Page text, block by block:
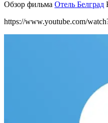
Обзор фильма Отель Белград
https://www.youtube.com/